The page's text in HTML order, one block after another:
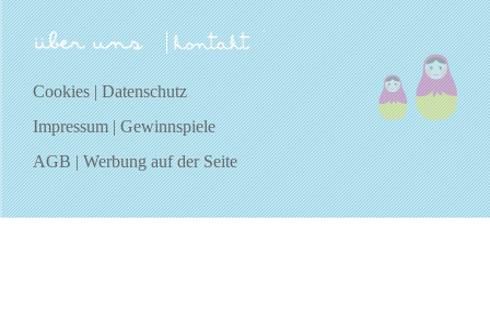
über uns kontakt
Cookies|Datenschutz
Impressum|Gewinnspiele
AGB|Werbung auf der Seite